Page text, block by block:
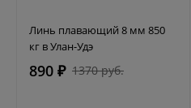
Линь плавающий 8 мм 850
кг в Улан-Удэ
890 ₽ 1370 руб.